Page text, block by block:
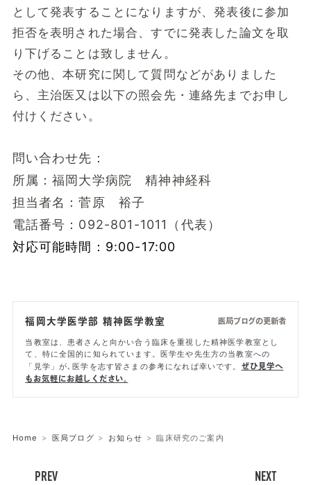
として発表することになりますが、発表後に参加
拒否を表明された場合、すでに発表した論文を取
り下げることは致しません。
その他、本研究に関して質問などがありました
ら、主治医又は以下の照会先・連絡先までお申し
付けください。
問い合わせ先：
所属：福岡大学病院 精神神経科
担当者名：菅原 裕子
電話番号：092-801-1011（代表）
対応可能時間：9:00-17:00
医局ブログの更新者
福岡大学医学部 精神医学教室
当教室は、患者さんと向かい合う臨床を重視した精神医学教室とし
て、特に全国的に知られています。医学生や先生方の当教室への
「見学」が､医学を志す皆さまの参考になれば幸いです。
ぜひ見学へ
もお気軽にお越しください。
Home 医局ブログ お知らせ 臨床研究のご案内
PREV NEXT